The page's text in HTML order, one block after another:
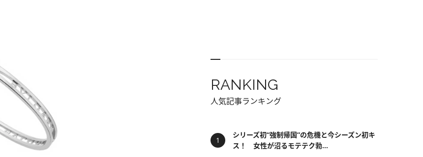
RANKING
人気記事ランキング
シリーズ初“強制帰国”の危機と今シーズン初キ
ス！ 女性が沼るモテテク勃...